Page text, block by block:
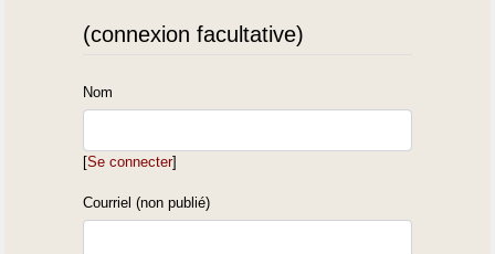
(connexion facultative)
Nom
[Se connecter]
Courriel (non publié)